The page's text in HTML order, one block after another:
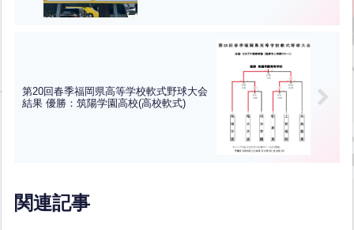
第20回春季福岡県高等学校軟式野球大会
結果 優勝：筑陽学園高校(高校軟式)
関連記事